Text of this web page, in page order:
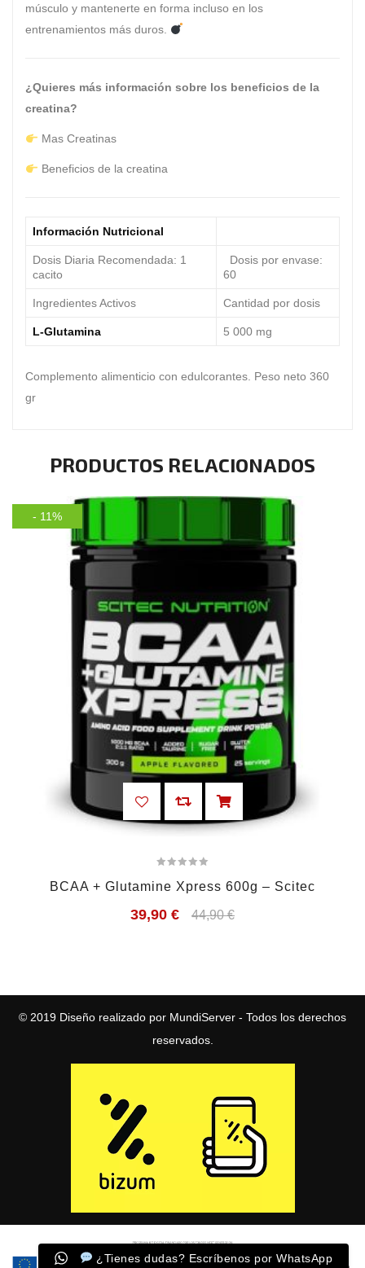
músculo y mantenerte en forma incluso en los
entrenamientos más duros.
¿Quieres más información sobre los beneficios de la
creatina?
Mas Creatinas
Beneficios de la creatina
Información Nutricional
Dosis Diaria Recomendada: 1
cacito
Dosis por envase:
60
Ingredientes Activos Cantidad por dosis
L-Glutamina 5 000 mg
Complemento alimenticio con edulcorantes. Peso neto 360
gr
PRODUCTOS RELACIONADOS
- 11%
BCAA + Glutamine Xpress 600g – Scitec
39,90 € 44,90€
© 2019 Diseño realizado por MundiServer - Todos los derechos
reservados.
¿Tienes dudas? Escríbenos por WhatsApp